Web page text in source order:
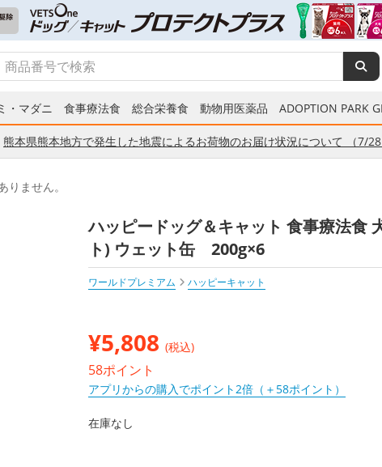
・マダニ 食事療法食 総合栄養食 動物用医薬品 ADOPTION PARK
熊本県熊本地方で発生した地震によるお荷物のお届け状況について （7/28
りません。
ハッピードッグ＆キャット 食事療法食
ト) ウェット缶 200g×6
ワールドプレミアム
ハッピーキャット
¥5,808 (税込)
58ポイント
アプリからの購入でポイント2倍（＋58ポイント）
在庫なし